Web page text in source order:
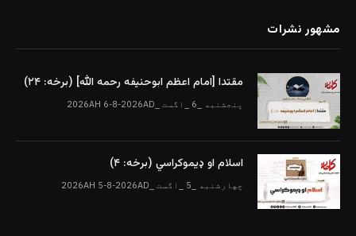
مشهور نشرات
مقتدا [امام اعظم ابوحنیفه رحمه الله‎] (برخه: ۲۴)
پنجشنبه _6 _اگست _2026AH 6-8-2026AD
اسلام او ډیموکراسي (برخه: ۴)
چهارشنبه _5 _اگست _2026AH 5-8-2026AD